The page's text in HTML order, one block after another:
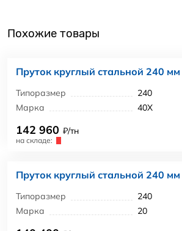
Похожие товары
Пруток круглый стальной 240
Типоразмер
240
Марка
40Х
142 960 ₽/тн
на складе:
Пруток круглый стальной 240 мм
Типоразмер
240
Марка
20